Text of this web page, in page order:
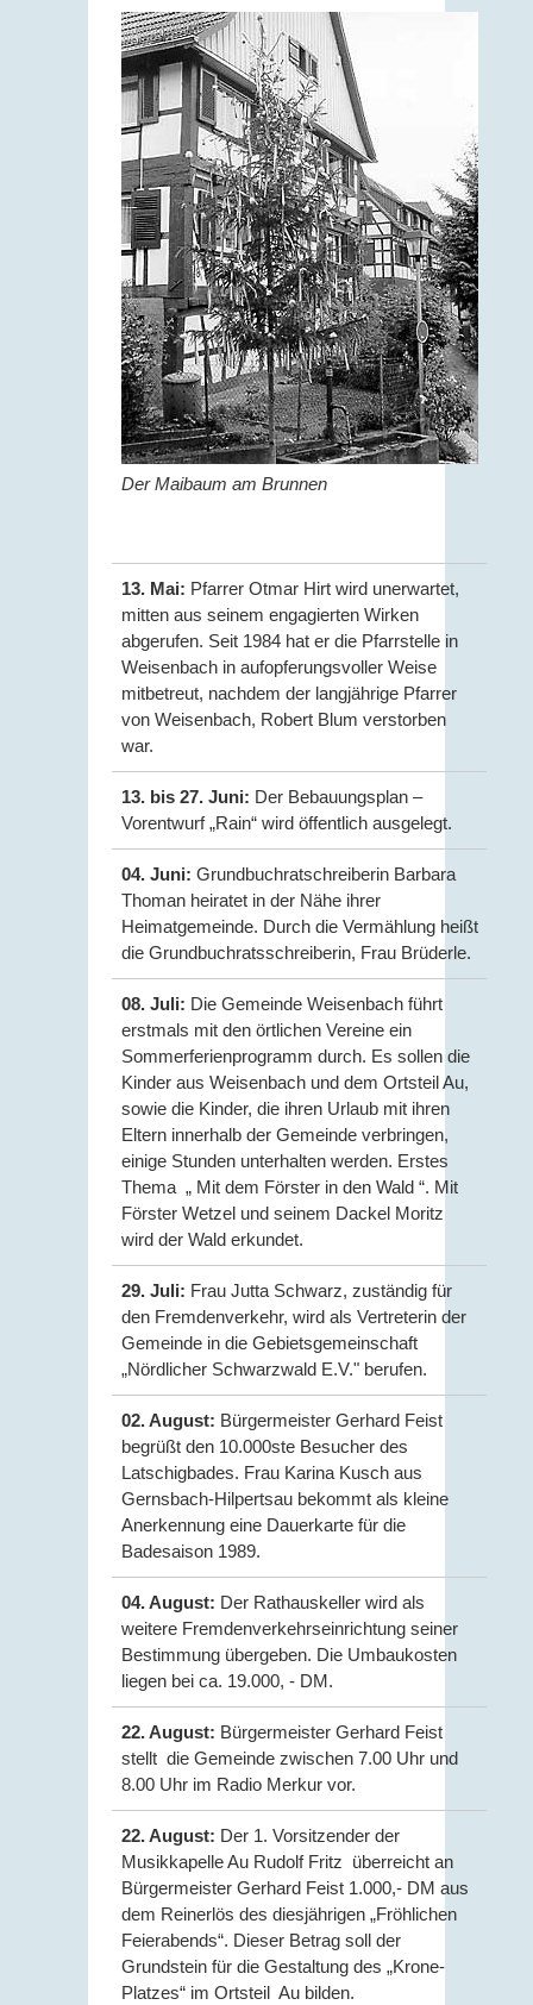
Der Maibaum am Brunnen
13. Mai: Pfarrer Otmar Hirt wird unerwartet,
mitten aus seinem engagierten Wirken
abgerufen. Seit 1984 hat er die Pfarrstelle in
Weisenbach in aufopferungsvoller Weise
mitbetreut, nachdem der langjährige Pfarrer
von Weisenbach, Robert Blum verstorben
war.
13. bis 27. Juni: Der Bebauungsplan –
Vorentwurf „Rain“ wird öffentlich ausgelegt.
04. Juni: Grundbuchratschreiberin Barbara
Thoman heiratet in der Nähe ihrer
Heimatgemeinde. Durch die Vermählung heißt
die Grundbuchratsschreiberin, Frau Brüderle.
08. Juli: Die Gemeinde Weisenbach führt
erstmals mit den örtlichen Vereine ein
Sommerferienprogramm durch. Es sollen die
Kinder aus Weisenbach und dem Ortsteil Au,
sowie die Kinder, die ihren Urlaub mit ihren
Eltern innerhalb der Gemeinde verbringen,
einige Stunden unterhalten werden. Erstes
Thema „ Mit dem Förster in den Wald “. Mit
Förster Wetzel und seinem Dackel Moritz
wird der Wald erkundet.
29. Juli: Frau Jutta Schwarz, zuständig für
den Fremdenverkehr, wird als Vertreterin der
Gemeinde in die Gebietsgemeinschaft
„Nördlicher Schwarzwald E.V." berufen.
02. August: Bürgermeister Gerhard Feist
begrüßt den 10.000ste Besucher des
Latschigbades. Frau Karina Kusch aus
Gernsbach-Hilpertsau bekommt als kleine
Anerkennung eine Dauerkarte für die
Badesaison 1989.
04. August: Der Rathauskeller wird als
weitere Fremdenverkehrseinrichtung seiner
Bestimmung übergeben. Die Umbaukosten
liegen bei ca. 19.000, - DM.
22. August: Bürgermeister Gerhard Feist
stellt die Gemeinde zwischen 7.00 Uhr und
8.00 Uhr im Radio Merkur vor.
22. August: Der 1. Vorsitzender der
Musikkapelle Au Rudolf Fritz überreicht an
Bürgermeister Gerhard Feist 1.000,- DM aus
dem Reinerlös des diesjährigen „Fröhlichen
Feierabends“. Dieser Betrag soll der
Grundstein für die Gestaltung des „Krone-
Platzes“ im Ortsteil Au bilden.